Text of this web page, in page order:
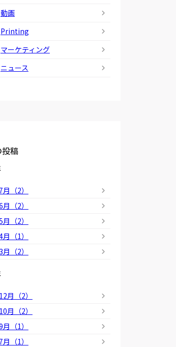
動画
Printing
マーケティング
ニュース
稿
7月（2）
月（2）
月（2）
月（1）
月（2）
12月（2）
10月（2）
月（1）
7月（1）